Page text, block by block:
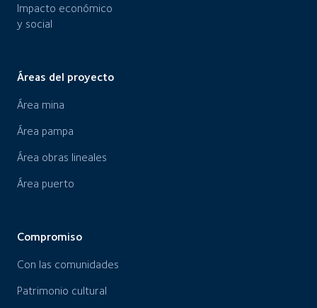
Impacto económico
y social
Áreas del proyecto
Área mina
Área pampa
Área obras lineales
Área puerto
Compromiso
Con las comunidades
Patrimonio cultural